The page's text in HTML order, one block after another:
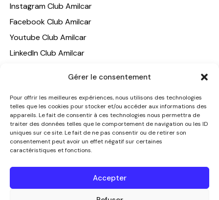
Gérer le consentement
Pour offrir les meilleures expériences, nous utilisons des technologies
telles que les cookies pour stocker et/ou accéder aux informations des
appareils. Le fait de consentir à ces technologies nous permettra de
traiter des données telles que le comportement de navigation ou les ID
uniques sur ce site. Le fait de ne pas consentir ou de retirer son
consentement peut avoir un effet négatif sur certaines
caractéristiques et fonctions.
Accepter
Instagram Club Amilcar
Facebook Club Amilcar
Youtube Club Amilcar
LinkedIn Club Amilcar
NOTRE GROUPE
ACCUEIL
AMILCAR TRAVEL CLUB
CLUB AMILCAR, Club d'affaires international
AGENCE MEDIANE
CONTACT
+33 7 49 60 92 02